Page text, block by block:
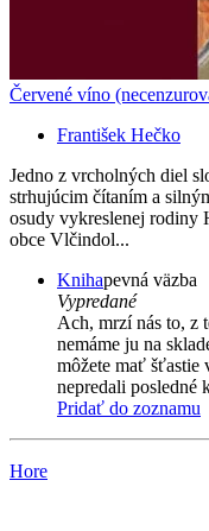
Červené víno
František Hečko
Jedno z vrcholných diel
strhujúcim čítaním a
osudy vykreslenej rodiny
obce Vlčindol...
Knihapevná väzba
Vypredané
Ach, mrzí nás to, z
nemáme ju na
môžete mať šťastie
nepredali posledné
Pridať do zoznamu
Hore